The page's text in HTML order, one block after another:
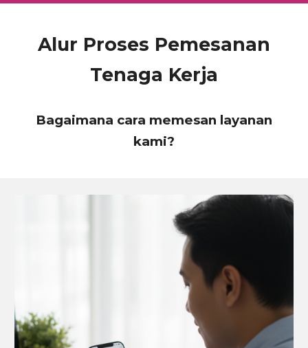
Alur Proses Pemesanan
Tenaga Kerja
Bagaimana cara memesan layanan
kami?